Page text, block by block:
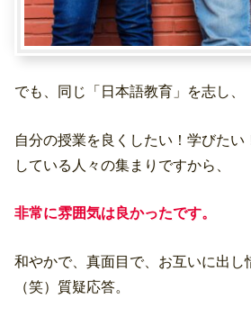
でも、同じ「日本語教育」を志し、
自分の授業を良くしたい！学びたい
している人々の集まりですから、
非常に雰囲気は良かったです。
和やかで、真面目で、お互いに出し
（笑）質疑応答。